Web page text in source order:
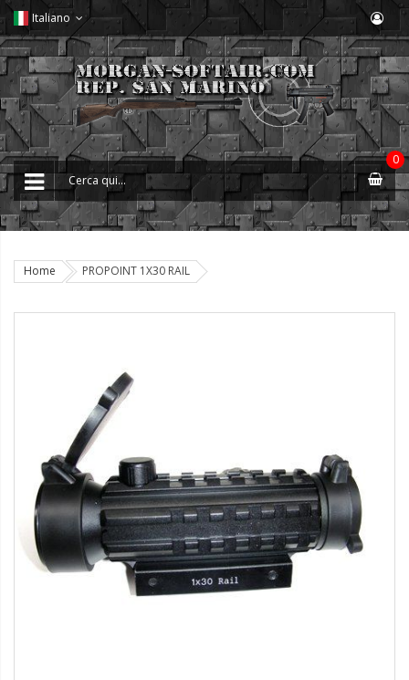
Italiano
0
Home PROPOINT 1X30 RAIL